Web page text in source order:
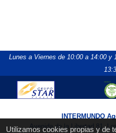
Utilizamos cookies propias y de
Lunes a Viernes de 10:00 a 14:00 y
INTERMUNDO
Avenida de la Libertad 81,